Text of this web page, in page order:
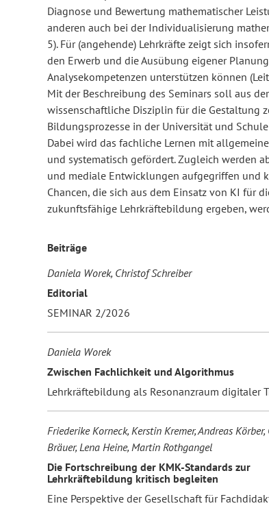
Diagnose und Bewertung mathematischer
anderen auch bei der Individualisierung
5). Für (angehende) Lehrkräfte zeigt sich
den Erwerb und die Ausübung eigener
Analysekompetenzen unterstützen können
Mit der Beschreibung des Seminars soll aus
wissenschaftliche Disziplin für die Gestaltung
Bildungsprozesse in der Universität und
Dabei wird das fachliche Lernen mit
und systematisch gefördert. Zugleich werden
und mediale Entwicklungen aufgegriffen und
Chancen, die sich aus dem Einsatz von KI für
zukunftsfähige Lehrkräftebildung ergeben,
Beiträge
Daniela Worek, Christof Schreiber
Editorial
SEMINAR 2/2026
Daniela Worek
Zwischen Fachlichkeit und Algorithmus
Lehrkräftebildung als Resonanzraum digitaler
Friederike Korneck, Kerstin Kremer, Andreas
Bräuer, Lena Heine, Martin Rothgangel
Die Fortschreibung der KMK-Standards zur
Lehrkräftebildung kritisch begleiten
Eine Perspektive der Gesellschaft für